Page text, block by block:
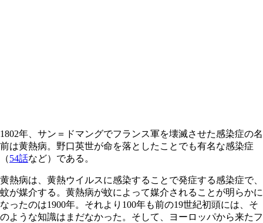
1802年、サン＝ドマングでフランス軍を壊滅させた感染症の名
前は黄熱病。野口英世が命を落としたことでも有名な感染症
（54話など）である。
黄熱病は、黄熱ウイルスに感染することで発症する感染症で、
蚊が媒介する。黄熱病が蚊によって媒介されることが明らかに
なったのは1900年。それより100年も前の19世紀初頭には、そ
のような知識はまだなかった。そして、ヨーロッパから来たフ